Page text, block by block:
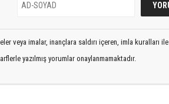
veya imalar, inançlara saldırı içeren, imla kuralları ile
yazılmış yorumlar onaylanmamaktadır.